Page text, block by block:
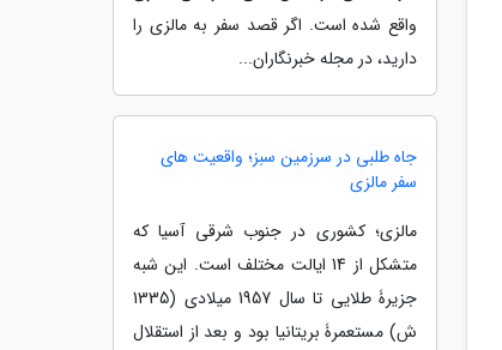
واقع شده است. اگر قصد سفر به مالزی را
دارید، در مجله خبرنگاران...
جاه طلبی در سرزمین سبز؛ واقعیت های
سفر مالزی
مالزی؛ کشوری در جنوب شرقی آسیا که
متشکل از 14 ایالت مختلف است. این شبه
جزیرۀ طلایی تا سال 1957 میلادی (1335
ش) مستعمرۀ بریتانیا بود و بعد از استقلال